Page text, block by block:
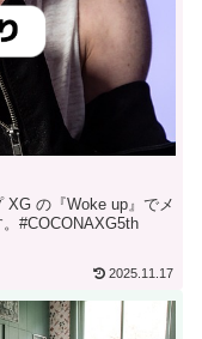
XG の『Woke up』でメ
#COCONAXG5th
2025.11.17